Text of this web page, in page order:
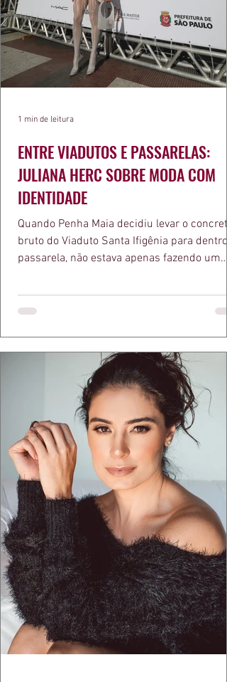
ENTRE VIADUTOS E PASSARELAS:
JULIANA HERC SOBRE MODA COM
IDENTIDADE
Quando Penha Maia decidiu levar o concreto
bruto do Viaduto Santa Ifigênia para dentro
passarela, não estava apenas fazendo um
a apresentadora e influenciadora Juliana
defende há tempos, o de que moda
estruturas geométricas, volumes
aquele concreto aparente típico da
arquitetura paulistana em peças de vestir,
1 min de leitura